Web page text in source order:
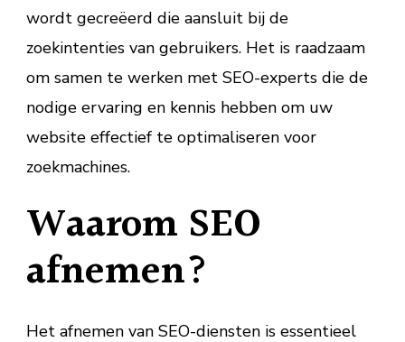
wordt gecreëerd die aansluit bij de
zoekintenties van gebruikers. Het is raadzaam
om samen te werken met SEO-experts die de
nodige ervaring en kennis hebben om uw
website effectief te optimaliseren voor
zoekmachines.
Waarom SEO
afnemen?
Het afnemen van SEO-diensten is essentieel